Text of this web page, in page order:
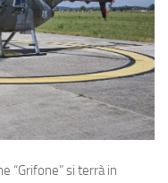
“Grifone” si terrà in